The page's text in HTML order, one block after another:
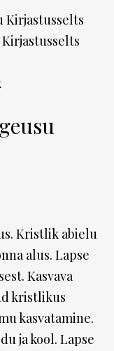
Kirjastusselts
Kristlik abielu
alus. Lapse
Kasvava
kristlikus
kasvatamine.
ja kool. Lapse